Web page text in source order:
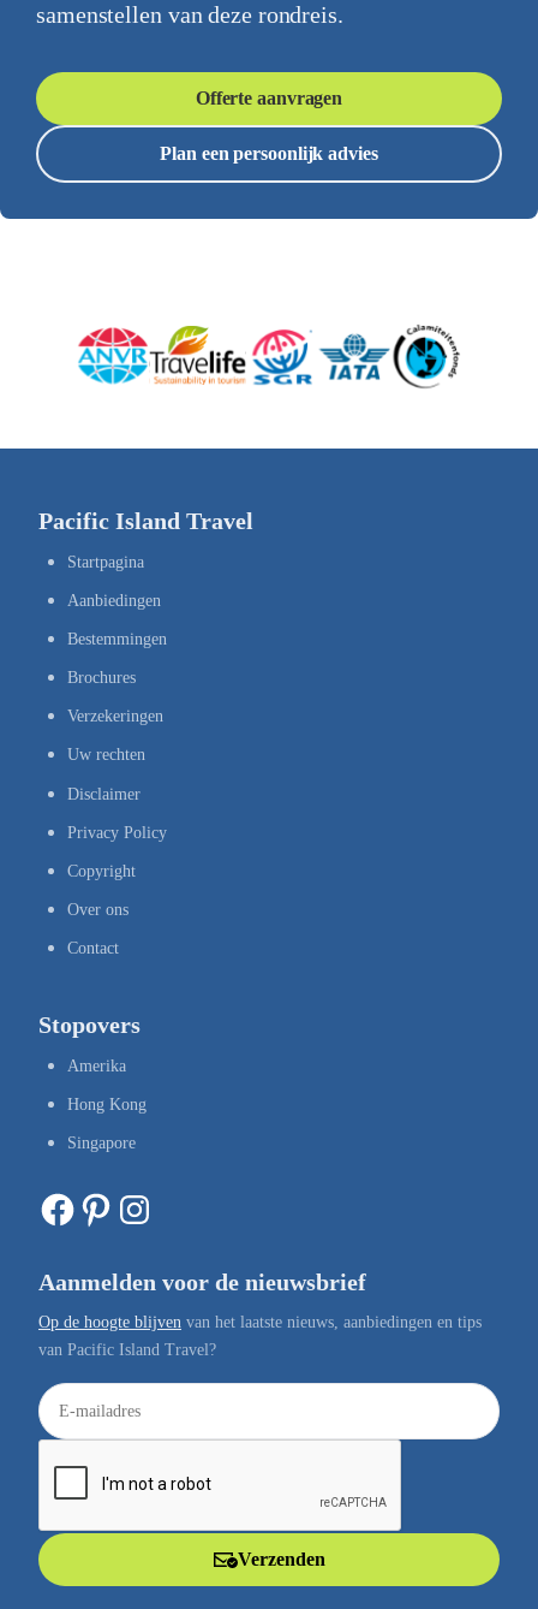
samenstellen van deze rondreis.
Offerte aanvragen
Plan een persoonlijk advies
Pacific Island Travel
Startpagina
Aanbiedingen
Bestemmingen
Brochures
Verzekeringen
Uw rechten
Disclaimer
Privacy Policy
Copyright
Over ons
Contact
Stopovers
Amerika
Hong Kong
Singapore
Facebook Pinterest Instagram
Aanmelden voor de nieuwsbrief
Op de hoogte blijven van het laatste nieuws, aanbiedingen en tips
van Pacific Island Travel?
E
-
a
Verzenden